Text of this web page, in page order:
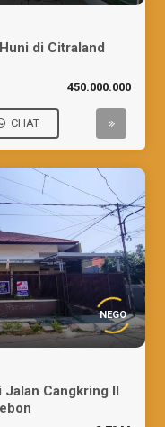
di Citraland
450.000.000
CHAT
NEGO
Jalan Cangkring II